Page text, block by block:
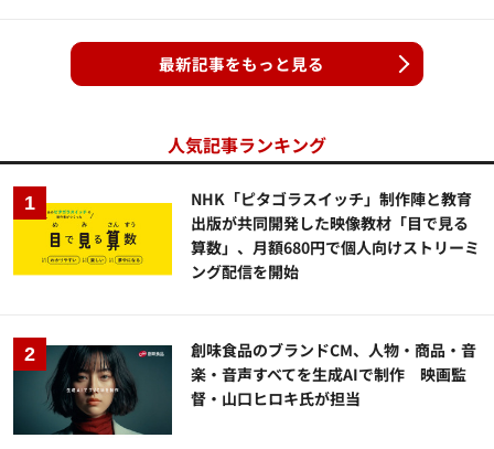
最新記事をもっと見る
人気記事ランキング
NHK「ピタゴラスイッチ」制作陣と教育
出版が共同開発した映像教材「目で見る
算数」、月額680円で個人向けストリーミ
ング配信を開始
創味食品のブランドCM、人物・商品・音
楽・音声すべてを生成AIで制作 映画監
督・山口ヒロキ氏が担当